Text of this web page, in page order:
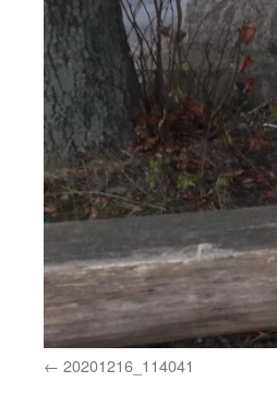
20201216_114041